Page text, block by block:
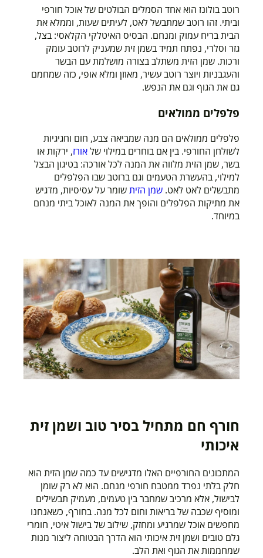
רוטב בולונז הוא אחד הסמלים הבולטים של אוכל חורפי
וביתי. זהו רוטב שמתבשל לאט, לעיתים שעות, וממלא את
הבית בריח עמוק ומנחם. הבסיס האיטלקי הקלאסי: בצל,
גזר וסלרי, נפתח תמיד בשמן זית שמעניק לרוטב עומק
ורכות. שמן הזית משתלב בצורה מושלמת עם הבשר
והעגבניות ויוצר רוטב עשיר, מאוזן ומלא אופי, כזה שמחמם
גם את הגוף וגם את הנפש.
פלפלים ממולאים
פלפלים ממולאים הם מנה שמביאה צבע, חום וחגיגיות
לשולחן החורפי. בין אם בוחרים במילוי שלאורז, ירקות או
בשר, שמן הזית מלווה את המנה לכל אורכה: בטיגון הבצל
למילוי, בהעשרת הטעמים וגם ברוטב שבו הפלפלים
מתבשלים לאט לאט. שמן הזיתשומר על עסיסיות, מדגיש
את מתיקות הפלפלים והופך את המנה לאוכל ביתי מנחם
במיוחד.
חורף חם מתחיל בסיר טוב ושמן זית
איכותי
המתכונים החורפיים האלו מדגישים עד כמה שמן הזית הוא
חלק בלתי נפרד ממטבח חורפי מנחם. הוא לא רק שומן
לבישול, אלא מרכיב שמחבר בין טעמים, מעמיק תבשילים
ומוסיף שכבה של בריאות וחום לכל מנה. בחורף, כשאנחנו
מחפשים אוכל שמרגיע ומחזק, שילוב של בישול איטי, חומרי
גלם טובים ושמן זית איכותי הוא הדרך הבטוחה ליצור מנות
שמחממות את הגוף ואת הלב.